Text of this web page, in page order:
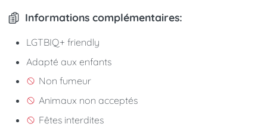
Informations complémentaires:
LGTBIQ+ friendly
Adapté aux enfants
Non fumeur
Animaux non acceptés
Fêtes interdites